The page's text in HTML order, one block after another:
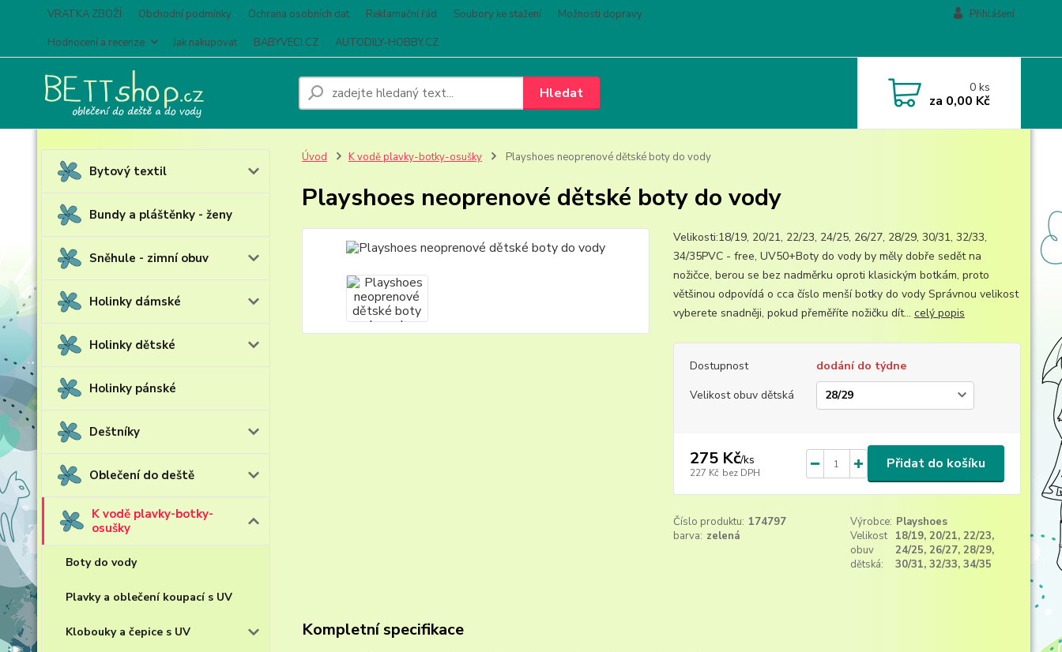
VRATKA ZBOŽÍ Obchodní podmínky Ochrana osobních dat Reklamační řád Soubory ke stažení
Možnosti dopravy
Hodnocení a recenze
Jak nakupovat BABYVECI.CZ AUTODILY-HOBBY.CZ
Přihlášení
Hledat 0ks
za 0,00 Kč
Bytový textil
Bundy a pláštěnky - ženy
Sněhule - zimní obuv
Holinky dámské
Holinky dětské
Holinky pánské
Deštníky
Oblečení do deště
K vodě plavky-botky-
osušky
Boty do vody
Plavky a oblečení koupací s UV
Klobouky a čepice s UV
Úvod K vodě plavky-botky-osušky Playshoes neoprenové dětské boty do vody
Playshoes neoprenové dětské boty do vody
Velikosti:18/19, 20/21, 22/23, 24/25, 26/27, 28/29, 30/31, 32/33,
34/35PVC - free, UV50+Boty do vody by měly dobře sedět na
nožičce, berou se bez nadměrku oproti klasickým botkám, proto
většinou odpovídá o cca číslo menší botky do vody Správnou velikost
vyberete snadněji, pokud přeměříte nožičku dít... celý popis
Dostupnost
dodání do týdne
Velikost obuv dětská
275 Kč/ks
227 Kč bez DPH
Přidat do košíku
Číslo produktu: 174797 Výrobce: Playshoes
barva: zelená
Velikost
obuv
dětská:
18/19, 20/21, 22/23,
24/25, 26/27, 28/29,
30/31, 32/33, 34/35
Kompletní specifikace